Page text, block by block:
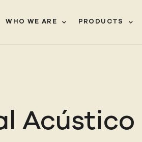
WHO WE ARE PRODUCTS
Acústico